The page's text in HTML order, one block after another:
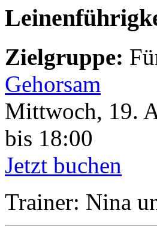
Zielgruppe:
Gehorsam
Mittwoch, 19.
bis 18:00
Jetzt buchen
Trainer: Nina